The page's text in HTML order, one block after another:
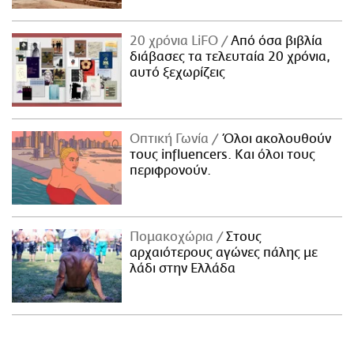
20 χρόνια LiFO
Από όσα βιβλία
διάβασες τα τελευταία 20 χρόνια,
αυτό ξεχωρίζεις
Οπτική Γωνία
Όλοι ακολουθούν
τους influencers. Και όλοι τους
περιφρονούν.
Πομακοχώρια
Στους
αρχαιότερους αγώνες πάλης με
λάδι στην Ελλάδα